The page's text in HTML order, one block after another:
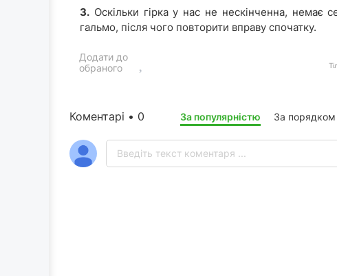
3. Оскільки гірка у нас не нескінченна, немає
гальмо, після чого повторити вправу спочатку.
Додати до
обраного
Коментарі • 0 За популярністю За порядком